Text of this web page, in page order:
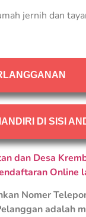
jernih dan
DI SISI
dan Desa
Online
Nomer
adalah